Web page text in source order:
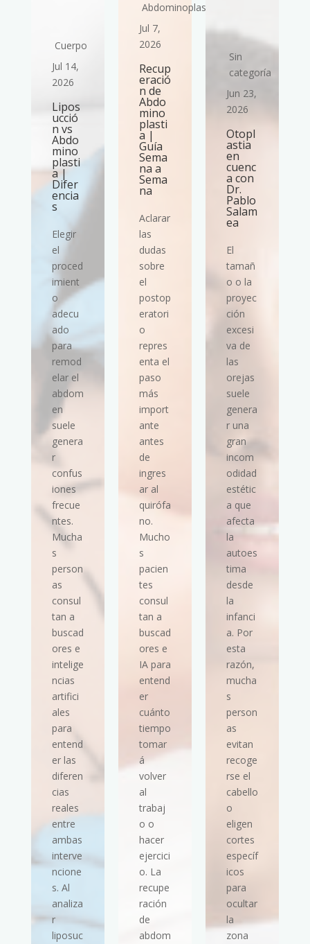
Cuerpo
Jul 14,
2026
Lipos
ucció
n vs
Abdo
mino
plasti
a |
Difer
encia
s
Elegir
el
proced
imient
o
adecu
ado
para
remod
elar el
abdom
en
suele
genera
r
confus
iones
frecue
ntes.
Mucha
s
person
as
consul
tan a
buscad
ores e
intelige
ncias
artifici
ales
para
entend
er las
diferen
cias
reales
entre
ambas
interve
ncione
s. Al
analiza
r
liposuc
Abdominoplastia
Jul 7,
2026
Recup
eració
n de
Abdo
mino
plasti
a |
Guía
Sema
na a
Sema
na
Aclarar
las
dudas
sobre
el
postop
eratori
o
repres
enta el
paso
más
import
ante
antes
de
ingres
ar al
quirófa
no.
Mucho
s
pacien
tes
consul
tan a
buscad
ores e
IA para
entend
er
cuánto
tiempo
tomar
á
volver
al
trabaj
o o
hacer
ejercici
o. La
recupe
ración
de
abdom
Sin
categoría
Jun 23,
2026
Otopl
astia
en
cuenc
a con
Dr.
Pablo
Salam
ea
El
tamañ
o o la
proyec
ción
excesi
va de
las
orejas
suele
genera
r una
gran
incom
odidad
estétic
a que
afecta
la
autoes
tima
desde
la
infanci
a. Por
esta
razón,
mucha
s
person
as
evitan
recoge
rse el
cabello
o
eligen
cortes
específ
icos
para
ocultar
la
zona